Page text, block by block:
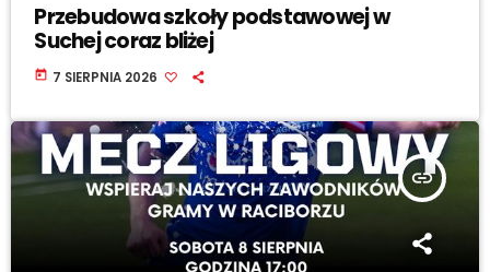
Przebudowa szkoły podstawowej w
Suchej coraz bliżej
today 7 SIERPNIA 2026
insert_link